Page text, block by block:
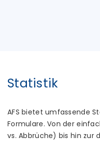
Statistik
AFS bietet umfassende
Formulare. Von der
vs. Abbrüche) bis hin zur